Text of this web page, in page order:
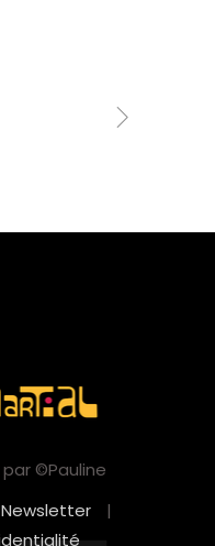
©Pauline
Newsletter
|